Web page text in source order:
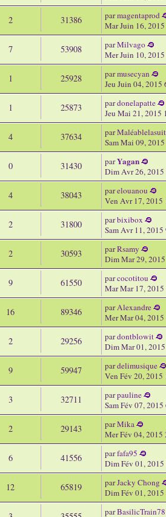
2 31386 parmagentaprod
Mar Juin 16,
7 53908 parMilvago
Mer Juin 10,
1 25928 parmusecyan
Jeu Juin 04, 2015
1 25873 pardonelapatte
Jeu Mai 21, 2015
4 37634 par
Sam Mai 09,
0 31430 parYagan
Dim Avr 26, 2015
4 38043 parelouanou
Ven Avr 17, 2015
2 31800 parbixibox
Sam Avr 11, 2015
2 30593 parRsamy
Dim Mar 29,
9 61550 parcocotitou
Mar Mar 17,
16 89346 parAlexandre
Mer Mar 04,
2 29256 pardontblowit
Dim Mar 01,
9 59947 pardelimusique
Ven Fév 20, 2015
3 32711 parpauline
Sam Fév 07,
2 29143 parMika
Mer Fév 04, 2015
6 41556 parfafa95
Dim Fév 01,
12 65819 parJacky Chong
Dim Fév 01,
parBasilicTrain78